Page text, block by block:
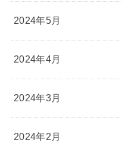
2024年5月
2024年4月
2024年3月
2024年2月